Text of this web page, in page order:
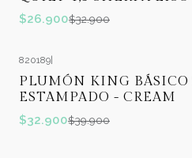
$26.900$32.900
OFF
820189
PLUMÓN KING BÁSICO
ESTAMPADO - CREAM
$32.900$39.900